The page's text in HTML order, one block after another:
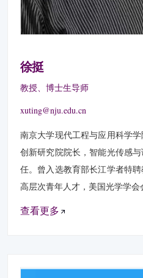
徐挺
教授、博士生导师
xuting@nju.edu.cn
南京大学现代工程与应用科学
创新研究院院长，智能光传感
任。曾入选教育部长江学者特
高层次青年人才，美国光学学会
查看更多